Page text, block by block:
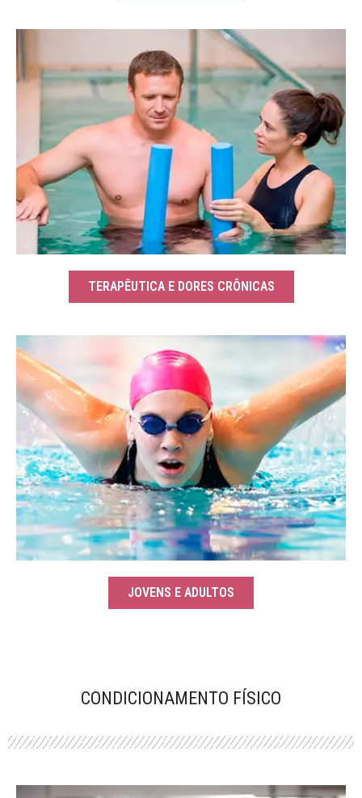
TERAPÊUTICA E DORES CRÔNICAS
JOVENS E ADULTOS
CONDICIONAMENTO FÍSICO